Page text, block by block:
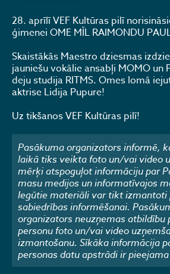
28. aprīlī VEF Kultūras pilī
ģimenei OME MĪL RAIMONDU
Skaistākās Maestro dziesmas
jauniešu vokālie ansabļi MOMO un
deju studija RITMS. Omes lomā
aktrise Lidija Pupure!
Uz tikšanos VEF Kultūras pilī!
Pasākuma organizators informē,
laikā tiks veikta foto un/vai video
mērķi atspoguļot informāciju par
masu medijos un informatīvajos
Iegūtie materiāli var tikt izmantoti
sabiedrības informēšanai.
organizators neuzņemas atbildību
personu foto un/vai video
izmantošanu. Sīkāka informācija
personas datu apstrādi ir pieejama